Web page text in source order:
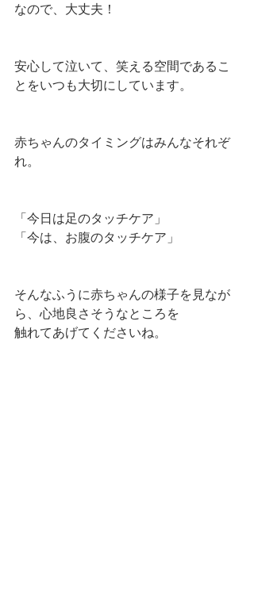
なので、大丈夫！
安心して泣いて、笑える空間であるこ
とをいつも大切にしています。
赤ちゃんのタイミングはみんなそれぞ
れ。
「今日は足のタッチケア」
「今は、お腹のタッチケア」
そんなふうに赤ちゃんの様子を見なが
ら、心地良さそうなところを
触れてあげてくださいね。